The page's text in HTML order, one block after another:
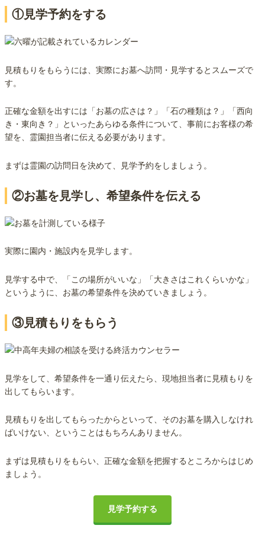
①見学予約をする
見積もりをもらうには、実際にお墓へ訪問・見学するとスムーズで
す。
正確な金額を出すには「お墓の広さは？」「石の種類は？」「西向
き・東向き？」といったあらゆる条件について、事前にお客様の希
望を、霊園担当者に伝える必要があります。
まずは霊園の訪問日を決めて、見学予約をしましょう。
②お墓を見学し、希望条件を伝える
実際に園内・施設内を見学します。
見学する中で、「この場所がいいな」「大きさはこれくらいかな」
というように、お墓の希望条件を決めていきましょう。
③見積もりをもらう
見学をして、希望条件を一通り伝えたら、現地担当者に見積もりを
出してもらいます。
見積もりを出してもらったからといって、そのお墓を購入しなけれ
ばいけない、ということはもちろんありません。
まずは見積もりをもらい、正確な金額を把握するところからはじめ
ましょう。
見学予約する